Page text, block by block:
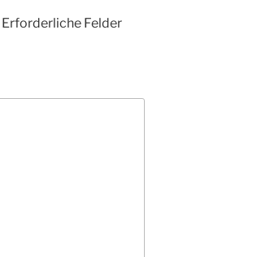
Erforderliche Felder